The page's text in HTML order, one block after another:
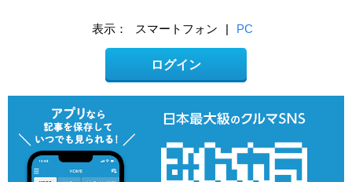
表示： スマートフォン | PC
ログイン